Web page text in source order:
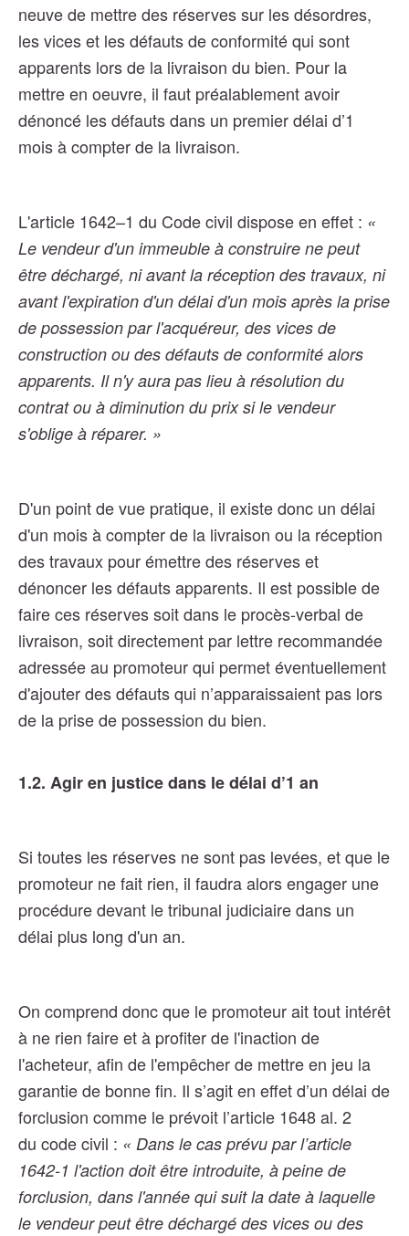
neuve de mettre des réserves sur les désordres,
les vices et les défauts de conformité qui sont
apparents lors de la livraison du bien. Pour la
mettre en oeuvre, il faut préalablement avoir
dénoncé les défauts dans un premier délai d’1
mois à compter de la livraison.
L'article 1642–1 du Code civil dispose en effet : «
Le vendeur d'un immeuble à construire ne peut
être déchargé, ni avant la réception des travaux, ni
avant l'expiration d'un délai d'un mois après la prise
de possession par l'acquéreur, des vices de
construction ou des défauts de conformité alors
apparents. Il n'y aura pas lieu à résolution du
contrat ou à diminution du prix si le vendeur
s'oblige à réparer. »
D'un point de vue pratique, il existe donc un délai
d'un mois à compter de la livraison ou la réception
des travaux pour émettre des réserves et
dénoncer les défauts apparents. Il est possible de
faire ces réserves soit dans le procès-verbal de
livraison, soit directement par lettre recommandée
adressée au promoteur qui permet éventuellement
d'ajouter des défauts qui n’apparaissaient pas lors
de la prise de possession du bien.
1.2. Agir en justice dans le délai d’1 an
Si toutes les réserves ne sont pas levées, et que le
promoteur ne fait rien, il faudra alors engager une
procédure devant le tribunal judiciaire dans un
délai plus long d'un an.
On comprend donc que le promoteur ait tout intérêt
à ne rien faire et à profiter de l'inaction de
l'acheteur, afin de l'empêcher de mettre en jeu la
garantie de bonne fin. Il s’agit en effet d’un délai de
forclusion comme le prévoit l’article 1648 al. 2
du code civil : « Dans le cas prévu par l’article
1642-1 l'action doit être introduite, à peine de
forclusion, dans l'année qui suit la date à laquelle
le vendeur peut être déchargé des vices ou des